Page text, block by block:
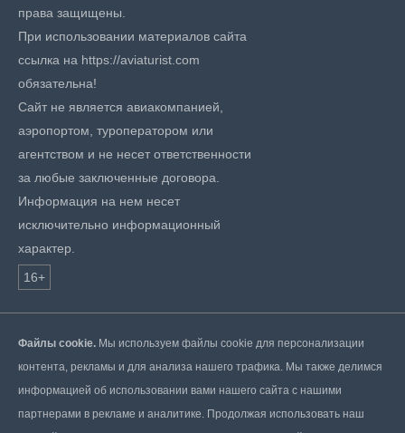
права защищены.
При использовании материалов сайта
ссылка на https://aviaturist.com
обязательна!
Сайт не является авиакомпанией,
аэропортом, туроператором или
агентством и не несет ответственности
за любые заключенные договора.
Информация на нем несет
исключительно информационный
характер.
16+
Файлы cookie. Мы используем файлы cookie для персонализации
контента, рекламы и для анализа нашего трафика. Мы также делимся
информацией об использовании вами нашего сайта с нашими
партнерами в рекламе и аналитике. Продолжая использовать наш